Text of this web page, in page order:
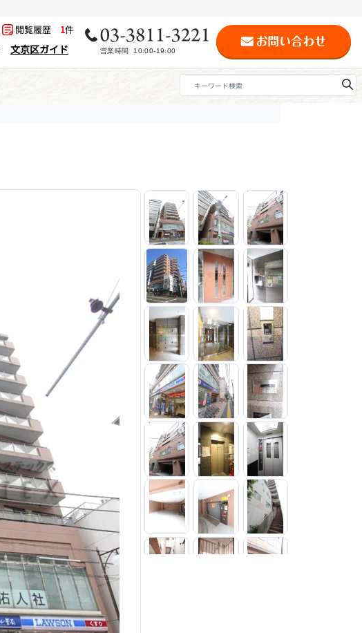
閲覧履歴 1件
文京区ガイド